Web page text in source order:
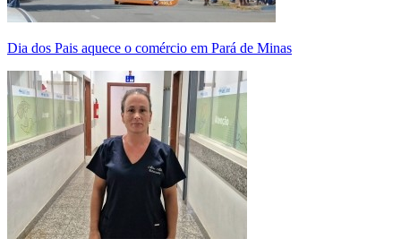
Dia dos Pais aquece o comércio em Pará de Minas